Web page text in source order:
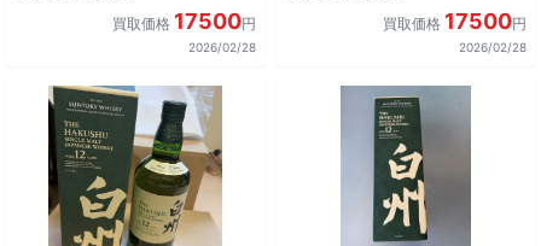
買取価格 17500円
2026/02/28
買取価格 17500円
2026/02/28